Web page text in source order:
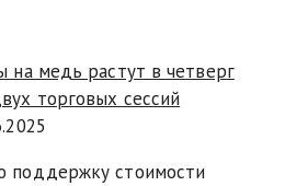
на медь растут в четверг
торговых сессий
поддержку стоимости